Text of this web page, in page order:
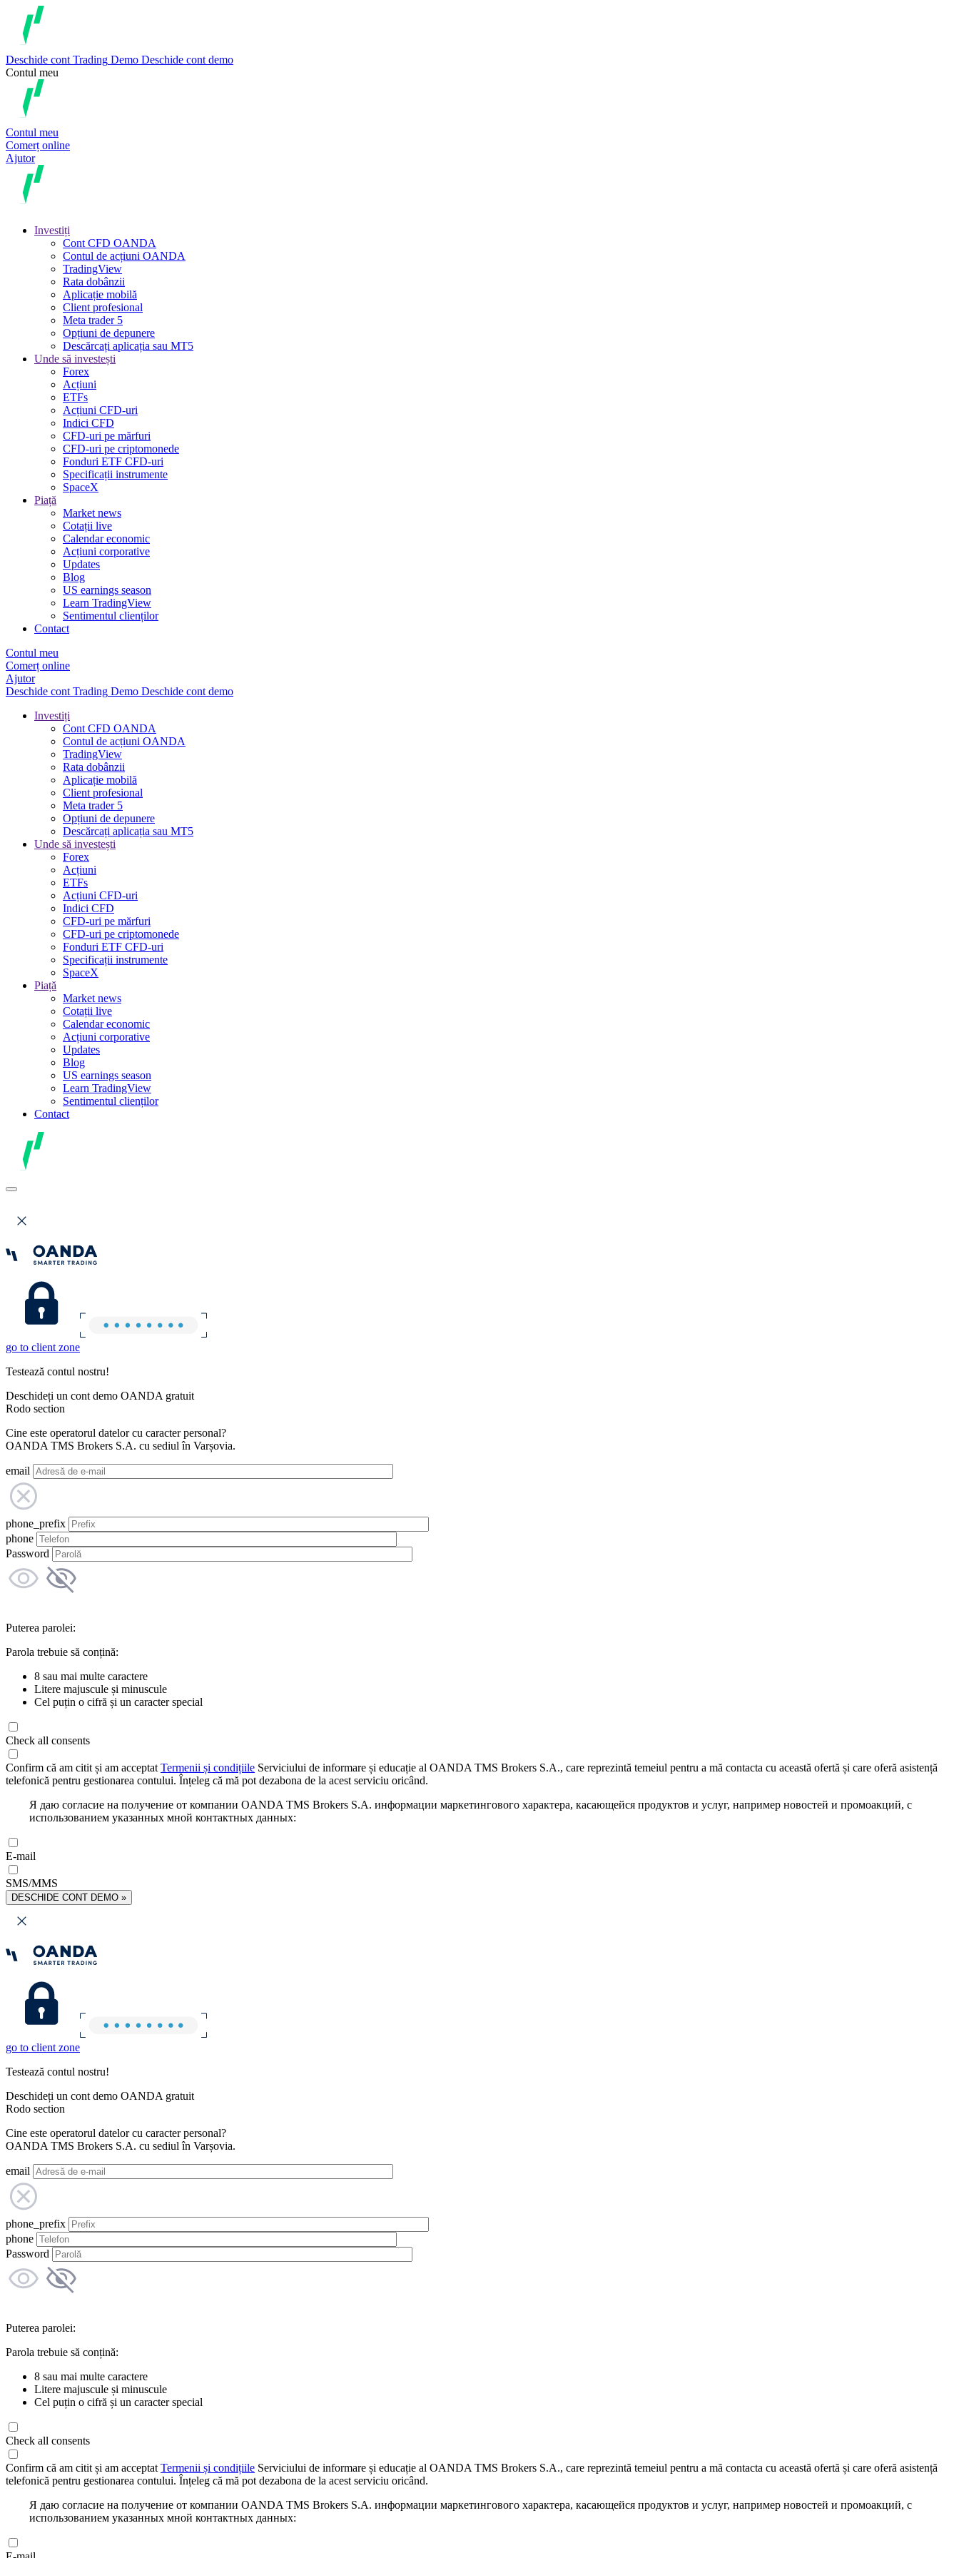
Deschide cont Trading Demo Deschide cont demo
Contul meu
Contul meu
Comerț online
Ajutor
Investiți
Cont CFD OANDA
Contul de acțiuni OANDA
TradingView
Rata dobânzii
Aplicație mobilă
Client profesional
Meta trader 5
Opțiuni de depunere
Descărcați aplicația sau MT5
Unde să investești
Forex
Acțiuni
ETFs
Acțiuni CFD-uri
Indici CFD
CFD-uri pe mărfuri
CFD-uri pe criptomonede
Fonduri ETF CFD-uri
Specificații instrumente
SpaceX
Piață
Market news
Cotații live
Calendar economic
Acțiuni corporative
Updates
Blog
US earnings season
Learn TradingView
Sentimentul clienților
Contact
Contul meu
Comerț online
Ajutor
Deschide cont Trading Demo Deschide cont demo
Investiți
Cont CFD OANDA
Contul de acțiuni OANDA
TradingView
Rata dobânzii
Aplicație mobilă
Client profesional
Meta trader 5
Opțiuni de depunere
Descărcați aplicația sau MT5
Unde să investești
Forex
Acțiuni
ETFs
Acțiuni CFD-uri
Indici CFD
CFD-uri pe mărfuri
CFD-uri pe criptomonede
Fonduri ETF CFD-uri
Specificații instrumente
SpaceX
Piață
Market news
Cotații live
Calendar economic
Acțiuni corporative
Updates
Blog
US earnings season
Learn TradingView
Sentimentul clienților
Contact
go to client zone
Testează contul nostru!
Deschideți un cont demo OANDA gratuit
Rodo section
Cine este operatorul datelor cu caracter personal?
OANDA TMS Brokers S.A. cu sediul în Varșovia.
email
phone_prefix
phone
Password
Puterea parolei:
Parola trebuie să conțină:
8 sau mai multe caractere
Litere majuscule și minuscule
Cel puțin o cifră și un caracter special
Check all consents
Confirm că am citit și am acceptat Termenii și condițiile Serviciului de informare și educație al OANDA TMS Brokers S.A., care reprezintă temeiul pentru a mă contacta cu această ofertă și care oferă asistență
telefonică pentru gestionarea contului. Înțeleg că mă pot dezabona de la acest serviciu oricând.
Я даю согласие на получение от компании OANDA TMS Brokers S.A. информации маркетингового характера, касающейся продуктов и услуг, например новостей и промоакций, с
использованием указанных мной контактных данных:
E-mail
SMS/MMS
DESCHIDE CONT DEMO »
go to client zone
Testează contul nostru!
Deschideți un cont demo OANDA gratuit
Rodo section
Cine este operatorul datelor cu caracter personal?
OANDA TMS Brokers S.A. cu sediul în Varșovia.
email
phone_prefix
phone
Password
Puterea parolei:
Parola trebuie să conțină:
8 sau mai multe caractere
Litere majuscule și minuscule
Cel puțin o cifră și un caracter special
Check all consents
Confirm că am citit și am acceptat Termenii și condițiile Serviciului de informare și educație al OANDA TMS Brokers S.A., care reprezintă temeiul pentru a mă contacta cu această ofertă și care oferă asistență
telefonică pentru gestionarea contului. Înțeleg că mă pot dezabona de la acest serviciu oricând.
Я даю согласие на получение от компании OANDA TMS Brokers S.A. информации маркетингового характера, касающейся продуктов и услуг, например новостей и промоакций, с
использованием указанных мной контактных данных: